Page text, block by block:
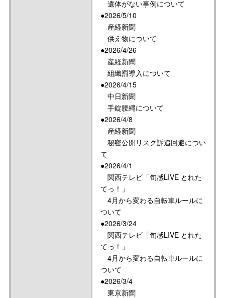
遺体がない事例について
●2026/5/10
産経新聞
供え物について
●2026/4/26
産経新聞
組織罰導入について
●2026/4/15
中日新聞
手錠腰縄について
●2026/4/8
産経新聞
秘密公開リスク訴追回避につい
て
●2026/4/1
関西テレビ「旬感LIVE とれた
てっ！」
4月から変わる自転車ルールに
ついて
●2026/3/24
関西テレビ「旬感LIVE とれた
てっ！」
4月から変わる自転車ルールに
ついて
●2026/3/4
東京新聞